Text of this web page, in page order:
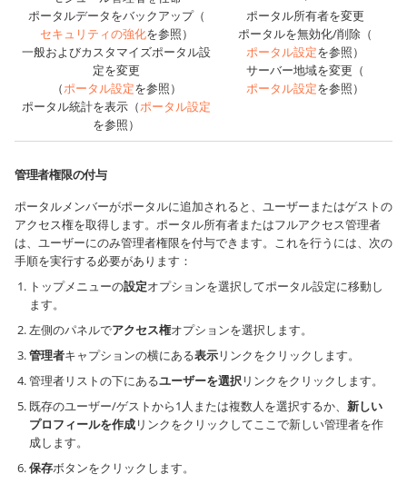
ポータルデータをバックアップ（
セキュリティの強化を参照）
一般およびカスタマイズポータル設
定を変更
（ポータル設定を参照）
ポータル統計を表示（ポータル設定
を参照）
ポータル所有者を変更
ポータルを無効化/削除（
ポータル設定を参照）
サーバー地域を変更（
ポータル設定を参照）
管理者権限の付与
ポータルメンバーがポータルに追加されると、ユーザーまたはゲストの
アクセス権を取得します。ポータル所有者またはフルアクセス管理者
は、ユーザーにのみ管理者権限を付与できます。これを行うには、次の
手順を実行する必要があります：
トップメニューの設定オプションを選択してポータル設定に移動し
ます。
左側のパネルでアクセス権オプションを選択します。
管理者キャプションの横にある表示リンクをクリックします。
管理者リストの下にあるユーザーを選択リンクをクリックします。
既存のユーザー/ゲストから1人または複数人を選択するか、 新しい
プロフィールを作成リンクをクリックしてここで新しい管理者を作
成します。
保存ボタンをクリックします。